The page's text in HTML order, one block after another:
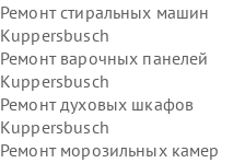
Ремонт стиральных машин
Kuppersbusch
Ремонт варочных панелей
Kuppersbusch
Ремонт духовых шкафов
Kuppersbusch
Ремонт морозильных камер